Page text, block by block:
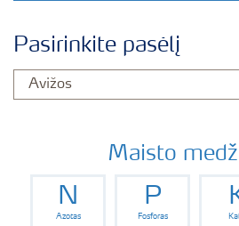
Pasirinkite pasėlį
Maisto
N
Azotas
P
Fosforas